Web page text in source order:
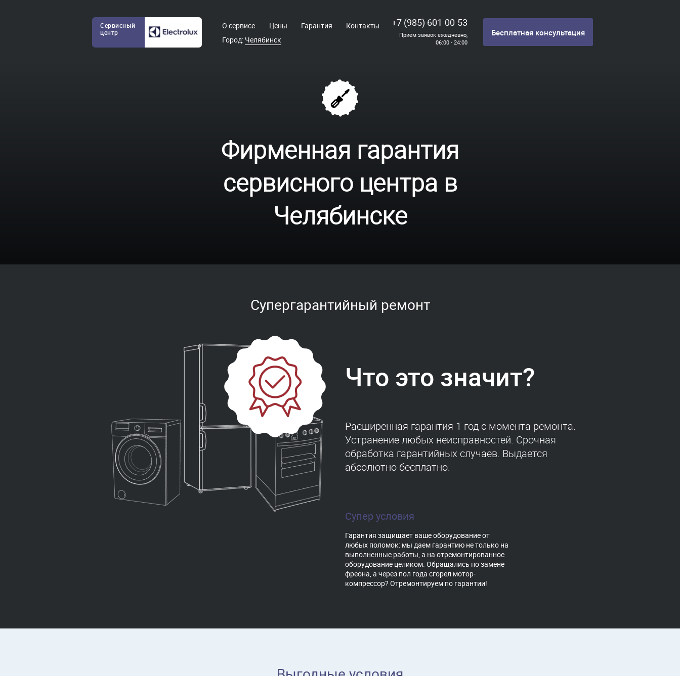
Сервисный
центр
О сервисе Цены Гарантия
Контакты
Город: Челябинск
+7 (985) 601-00-53
Прием заявок ежедневно,
06:00 - 24:00
Бесплатная консультация
Фирменная гарантия
сервисного центра в
Челябинске
Супергарантийный ремонт
Что это значит?
Расширенная гарантия 1 год с момента ремонта.
Устранение любых неисправностей. Срочная
обработка гарантийных случаев. Выдается
абсолютно бесплатно.
Супер условия
Гарантия защищает ваше оборудование от
любых поломок: мы даем гарантию не только на
выполненные работы, а на отремонтированное
оборудование целиком. Обращались по замене
фреона, а через пол года сгорел мотор-
компрессор? Отремонтируем по гарантии!